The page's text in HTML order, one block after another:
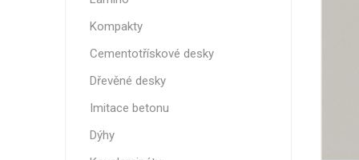
Kompakty
Cementotřískové desky
Dřevěné desky
Imitace betonu
Dýhy